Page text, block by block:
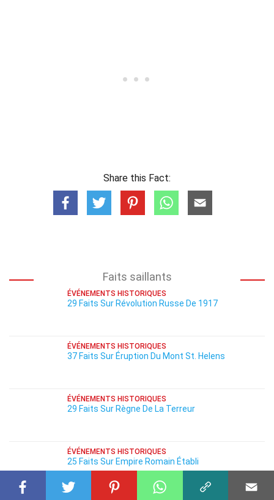
Share this Fact:
Faits saillants
ÉVÉNEMENTS HISTORIQUES
29 Faits Sur Révolution Russe De 1917
ÉVÉNEMENTS HISTORIQUES
37 Faits Sur Éruption Du Mont St. Helens
ÉVÉNEMENTS HISTORIQUES
29 Faits Sur Règne De La Terreur
ÉVÉNEMENTS HISTORIQUES
25 Faits Sur Empire Romain Établi